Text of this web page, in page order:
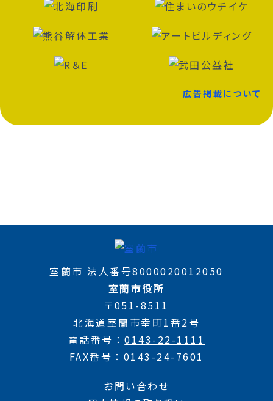
広告掲載について
室蘭市 法人番号8000020012050
室蘭市役所
〒051-8511
北海道室蘭市幸町1番2号
電話番号
0143-22-1111
FAX番号
0143-24-7601
お問い合わせ